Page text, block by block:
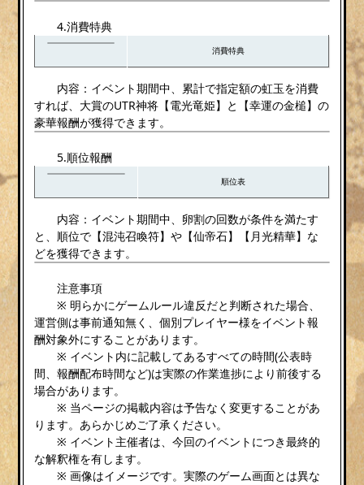
4.消費特典
消費特典
内容：イベント期間中、累計で指定額の虹玉を消費
すれば、大賞のUTR神将【電光竜姫】と【幸運の金槌】の
豪華報酬が獲得できます。
5.順位報酬
順位表
内容：イベント期間中、卵割の回数が条件を満たす
と、順位で【混沌召喚符】や【仙帝石】【月光精華】な
どを獲得できます。
注意事項
※ 明らかにゲームルール違反だと判断された場合、
運営側は事前通知無く、個別プレイヤー様をイベント報
酬対象外にすることがあります。
※ イベント内に記載してあるすべての時間(公表時
間、報酬配布時間など)は実際の作業進捗により前後する
場合があります。
※ 当ページの掲載内容は予告なく変更することがあ
ります。あらかじめご了承ください。
※ イベント主催者は、今回のイベントにつき最終的
な解釈権を有します。
※ 画像はイメージです。実際のゲーム画面とは異な